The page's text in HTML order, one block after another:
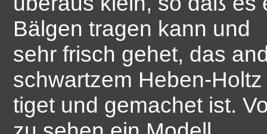
Bälgen tragen kann und
sehr frisch gehet, das
schwartzem Heben-
tiget und gemachet ist.